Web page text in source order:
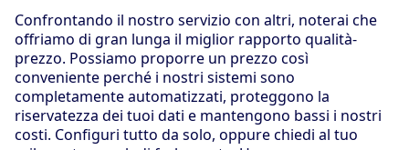
Confrontando il nostro servizio con altri, noterai che
offriamo di gran lunga il miglior rapporto qualità-
prezzo. Possiamo proporre un prezzo così
conveniente perché i nostri sistemi sono
completamente automatizzati, proteggono la
riservatezza dei tuoi dati e mantengono bassi i nostri
costi. Configuri tutto da solo, oppure chiedi al tuo